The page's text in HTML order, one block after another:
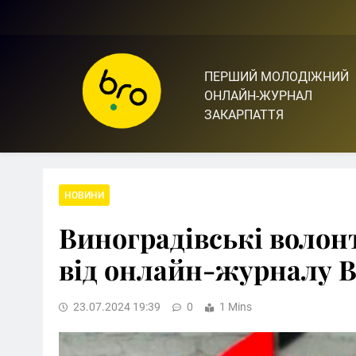
Bro.org.ua | BRO – ЦЕ
ПЕРШИЙ МОЛОДІЖНИЙ
ОНЛАЙН-ЖУРНАЛ
ЗАКАРПАТТЯ
НОВИНИ
Виноградівські
від онлайн-журналу
23.07.2024 19:39 0 1 Mins